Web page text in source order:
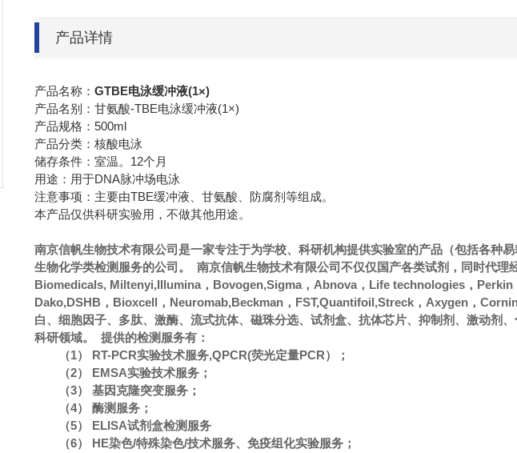
产品详情
产品名称： GTBE电泳缓冲液(1×)
产品名别：甘氨酸-TBE电泳缓冲液(1×)
产品规格：500ml
产品分类：核酸电泳
储存条件：室温。12个月
用途：用于DNA脉冲场电泳
注意事项：主要由TBE缓冲液、甘氨酸、防腐剂等组成。
本产品仅供科研实验用，不做其他用途。
南京信帆生物技术有限公司是一家专注于为学校、科研机构提供实验室的产品（包括各种
生物化学类检测服务的公司。 南京信帆生物技术有限公司不仅仅国产各类试剂，同时代
Biomedicals, Miltenyi,Illumina，Bovogen,Sigma，Abnova，Life technologies，Perkin
Dako,DSHB，Bioxcell，Neuromab,Beckman，FST,Quantifoil,Streck，Axygen，
白、细胞因子、多肽、激酶、流式抗体、磁珠分选、试剂盒、抗体芯片、抑制剂、激动剂
科研领域。 提供的检测服务有：
（1） RT-PCR实验技术服务,QPCR(荧光定量PCR）；
（2） EMSA实验技术服务；
（3） 基因克隆突变服务；
（4） 酶测服务；
（5） ELISA试剂盒检测服务
（6） HE染色/特殊染色/技术服务、免疫组化实验服务；